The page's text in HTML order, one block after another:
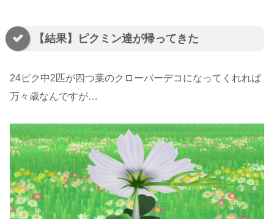
【結果】ピクミン達が帰ってきた
24ピク中2匹が四つ葉のクローバーデコになってくれれば
万々歳なんですが…